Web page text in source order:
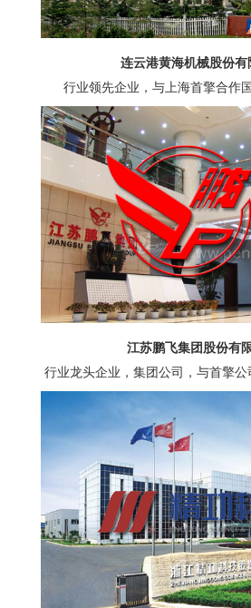
连云港黄海机械股份有
行业领先企业，与上海首擎合作
江苏鹏飞集团股份有
行业龙头企业，集团公司，与首擎